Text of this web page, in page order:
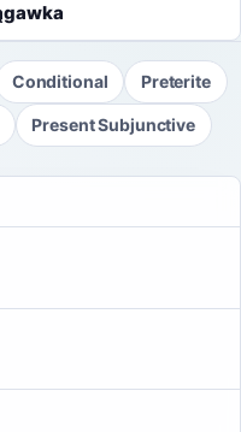
Conditional Preterite
Present Subjunctive